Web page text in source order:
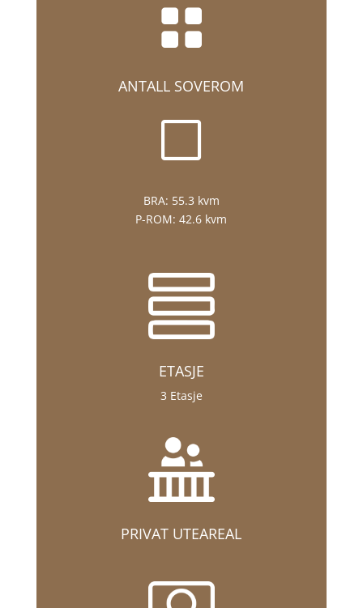

ANTALL SOVEROM
V
BRA: 55.3 kvm
P-ROM: 42.6 kvm
ETASJE
3 Etasje
PRIVAT UTEAREAL